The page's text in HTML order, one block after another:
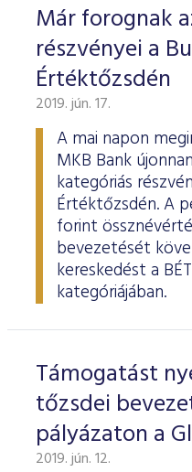
Már forognak
részvényei a
Értéktőzsdén
2019. jún. 17.
A mai napon
MKB Bank
kategóriás
Értéktőzsdén. A
forint
bevezetését
kereskedést a
kategóriájában.
Támogatást
tőzsdei
pályázaton a
2019. jún. 12.